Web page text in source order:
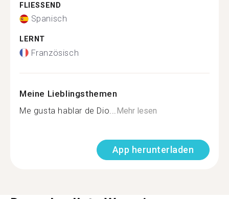
FLIESSEND
Spanisch
LERNT
Französisch
Meine Lieblingsthemen
Me gusta hablar de Dio... Mehr lesen
App herunterladen